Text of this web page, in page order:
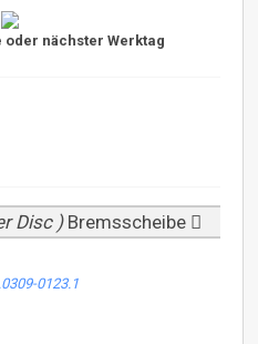
nächster Werktag
Disc ) Bremsscheibe